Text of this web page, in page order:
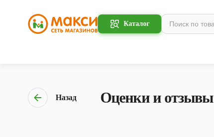
Каталог
Назад Оценки и отзывы